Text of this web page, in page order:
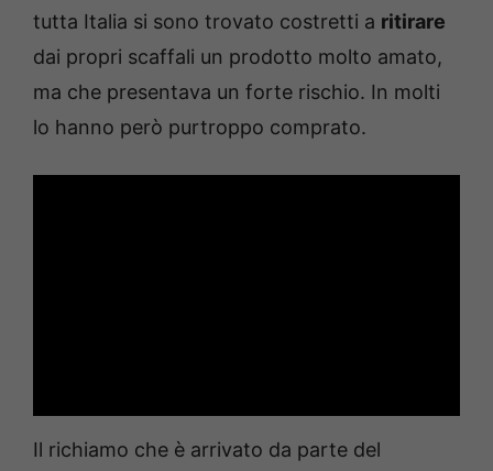
tutta Italia si sono trovato costretti a ritirare
dai propri scaffali un prodotto molto amato,
ma che presentava un forte rischio. In molti
lo hanno però purtroppo comprato.
Il richiamo che è arrivato da parte del